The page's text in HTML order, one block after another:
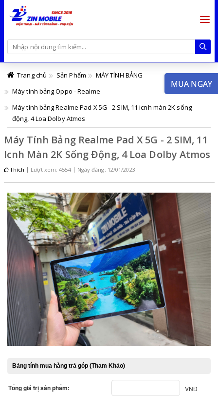
Trang chủ Sản Phẩm
MÁY TÍNH BẢNG
Máy tính bảng Oppo - Realme
Máy tính bảng Realme Pad X 5G - 2 SIM, 11 icnh màn 2K sống
động, 4 Loa Dolby Atmos
Máy Tính Bảng Realme Pad X 5G - 2 SIM, 11
Icnh Màn 2K Sống Động, 4 Loa Dolby Atmos
Thích Lượt xem: 4554 Ngày đăng: 12/01/2023
MUA NGAY